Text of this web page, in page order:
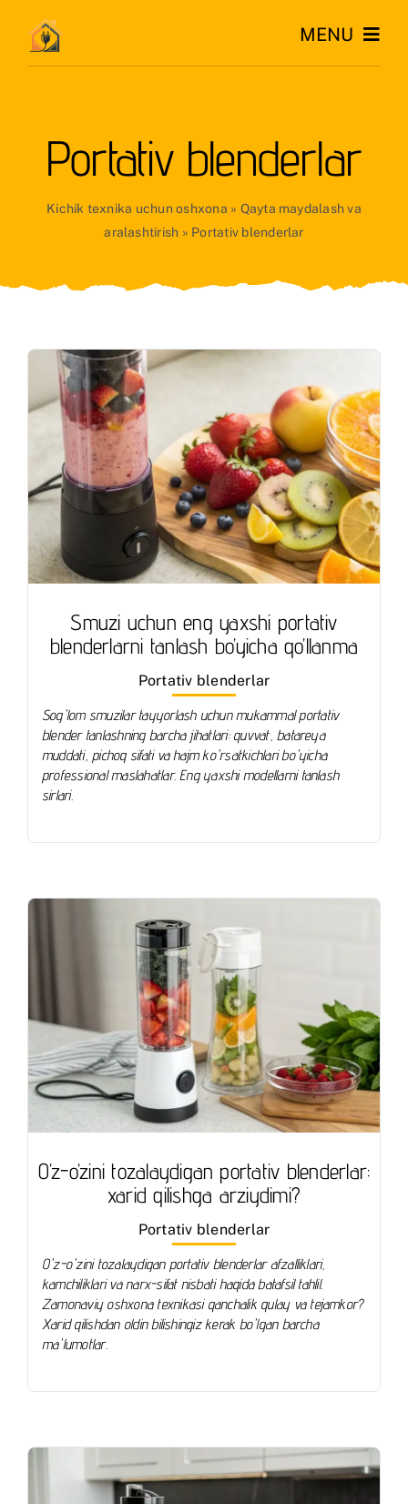
content
MENU
Kichik
Go’zallik
RU
Portativ blenderlar
Kichik texnika uchun oshxona » Qayta maydalash va
aralashtirish » Portativ blenderlar
Smuzi uchun eng yaxshi portativ
blenderlarni tanlash bo’yicha qo’llanma
Portativ blenderlar
Sog'lom smuzilar tayyorlash uchun mukammal portativ
blender tanlashning barcha jihatlari: quvvat, batareya
muddati, pichoq sifati va hajm ko'rsatkichlari bo'yicha
professional maslahatlar. Eng yaxshi modellarni tanlash
sirlari.
O’z-o’zini tozalaydigan portativ blenderlar:
xarid qilishga arziydimi?
Portativ blenderlar
O'z-o'zini tozalaydigan portativ blenderlar afzalliklari,
kamchiliklari va narx-sifat nisbati haqida batafsil tahlil.
Zamonaviy oshxona texnikasi qanchalik qulay va tejamkor?
Xarid qilishdan oldin bilishingiz kerak bo'lgan barcha
ma'lumotlar.